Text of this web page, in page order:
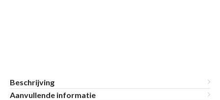
Beschrijving
Aanvullende informatie